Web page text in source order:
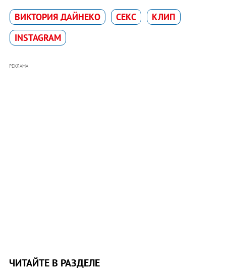
ВИКТОРИЯ ДАЙНЕКО СЕКС
КЛИП
INSTAGRAM
РЕКЛАМА
ЧИТАЙТЕ В РАЗДЕЛЕ